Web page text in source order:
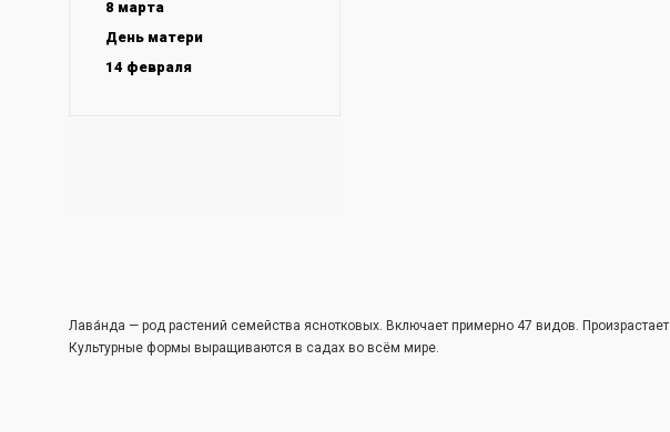
8 марта
День матери
14 февраля
Лава́нда — род растений семейства яснотковых. Включает примерно 47 видов.
Культурные формы выращиваются в садах во всём мире.